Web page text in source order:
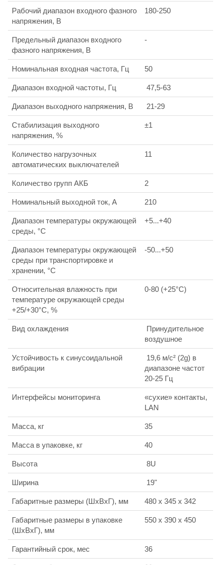
Рабочий диапазон входного фазного
напряжения, В
180-250
Предельный диапазон входного
фазного напряжения, В
-
Номинальная входная частота, Гц 50
Диапазон входной частоты, Гц 47,5-63
Диапазон выходного напряжения, В 21-29
Стабилизация выходного
напряжения, %
±1
Количество нагрузочных
автоматических выключателей
11
Количество групп АКБ 2
Номинальный выходной ток, А 210
Диапазон температуры окружающей
среды, °С
+5...+40
Диапазон температуры окружающей
среды при транспортировке и
хранении, °С
-50...+50
Относительная влажность при
температуре окружающей среды
+25/+30°С, %
0-80 (+25°С)
Вид охлаждения
Принудительное
воздушное
Устойчивость к синусоидальной
вибрации
19,6 м/с² (2g) в
диапазоне частот
20-25 Гц
Интерфейсы мониторинга
«сухие» контакты,
LAN
Масса, кг 35
Масса в упаковке, кг 40
Высота 8U
Ширина 19"
Габаритные размеры (ШхВхГ), мм 480 x 345 x 342
Габаритные размеры в упаковке
(ШхВхГ), мм
550 x 390 x 450
Гарантийный срок, мес 36